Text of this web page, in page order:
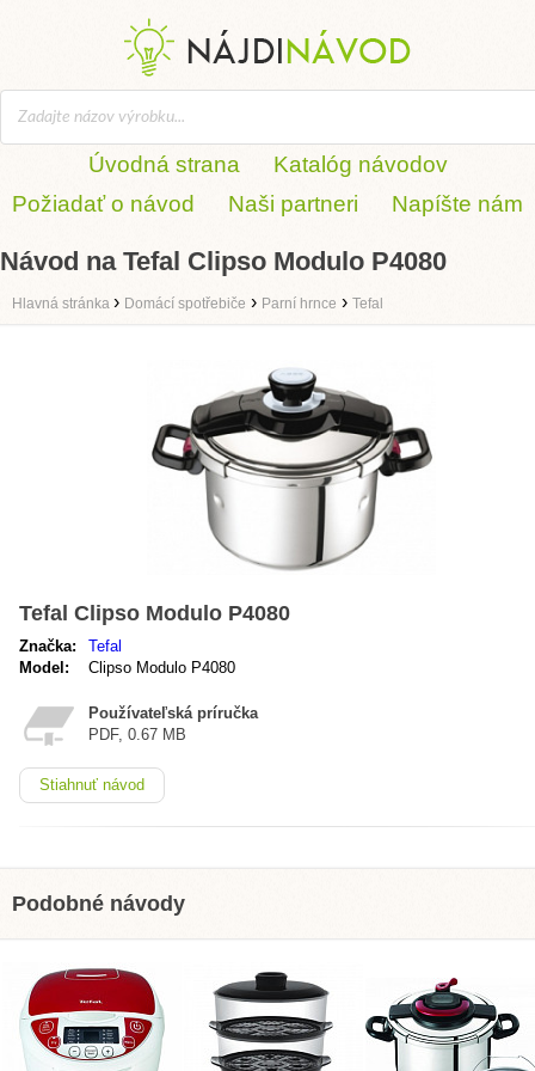
Úvodná strana
Katalóg návodov
Požiadať o návod
Naši partneri Napíšte nám
Návod na Tefal Clipso Modulo P4080
Hlavná stránka › Domácí spotřebiče › Parní hrnce › Tefal
Tefal Clipso Modulo P4080
Značka:
Tefal
Model:
Clipso Modulo P4080
Používateľská príručka
PDF, 0.67 MB
Stiahnuť návod
Podobné návody